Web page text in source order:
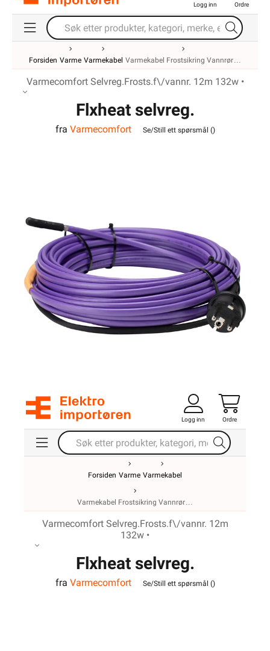
Logg inn Ordre
Forsiden Varme Varmekabel Varmekabel Frostsikring Vannrør
Varmecomfort Selvreg.Frosts.f\/vannr. 12m 132w •
Flxheat selvreg.
frostsikringskabel m/term.
fra Varmecomfort Se/Still ett spørsmål ()
Logg inn Ordre
Forsiden Varme Varmekabel
Varmekabel Frostsikring Vannrør
Varmecomfort Selvreg.Frosts.f\/vannr. 12m
132w •
Flxheat selvreg.
frostsikringskabel m/term.
fra Varmecomfort Se/Still ett spørsmål ()